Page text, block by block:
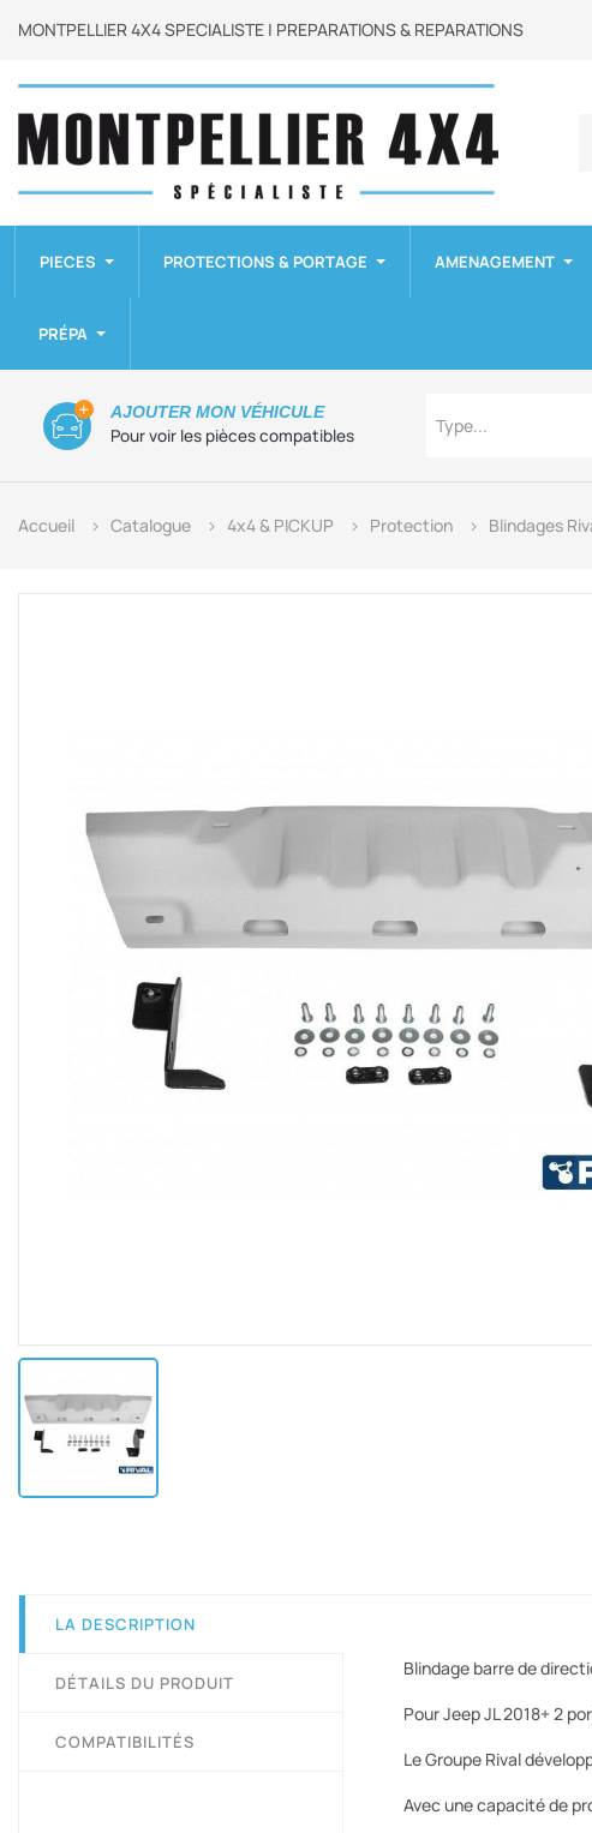
MONTPELLIER 4X4 SPECIALISTE | PREPARATIONS & REPARATIONS
PIECES PROTECTIONS & PORTAGE AMENAGEMENT
PRÉPA
Pour voir les pièces compatibles
AJOUTER MON VÉHICULE
Type...
Accueil Catalogue 4x4 & PICKUP Protection Blindages
LA DESCRIPTION
DÉTAILS DU PRODUIT
COMPATIBILITÉS
Blindage barre de
Pour Jeep JL 2018+ 2
Le Groupe Rival
Avec une capacité de